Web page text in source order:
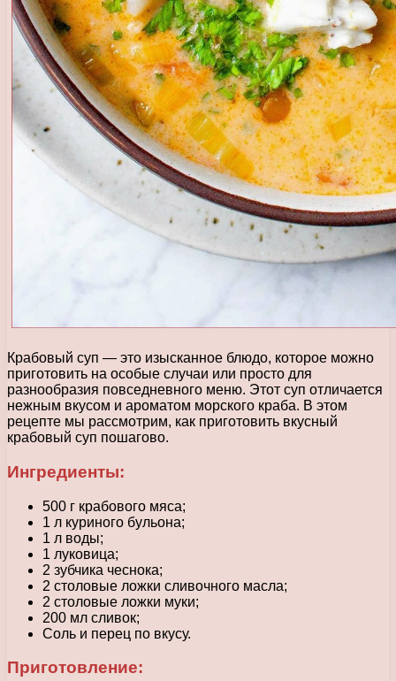
Крабовый суп — это изысканное блюдо, которое можно
приготовить на особые случаи или просто для
разнообразия повседневного меню. Этот суп отличается
нежным вкусом и ароматом морского краба. В этом
рецепте мы рассмотрим, как приготовить вкусный
крабовый суп пошагово.
Ингредиенты:
500 г крабового мяса;
1 л куриного бульона;
1 л воды;
1 луковица;
2 зубчика чеснока;
2 столовые ложки сливочного масла;
2 столовые ложки муки;
200 мл сливок;
Соль и перец по вкусу.
Приготовление: